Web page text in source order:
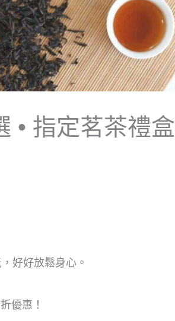
• 指定茗茶禮盒
好好放鬆身心。
優惠！